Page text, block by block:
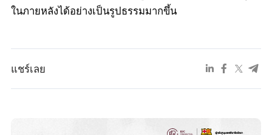
ในภายหลังได้อย่างเป็นรูปธรรมมากขึ้น
แชร์เลย